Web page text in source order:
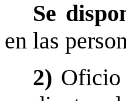
Se
en las
2) Oficio